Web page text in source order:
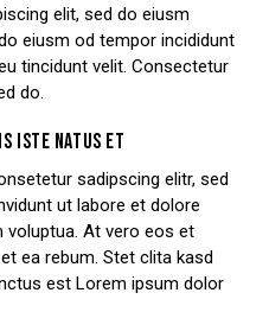
elit, sed do eiusm
eiusm od tempor incididunt
tincidunt velit. Consectetur
do.
ISTE NATUS ET
sadipscing elitr, sed
ut labore et dolore
voluptua. At vero eos et
ea rebum. Stet clita kasd
est Lorem ipsum dolor